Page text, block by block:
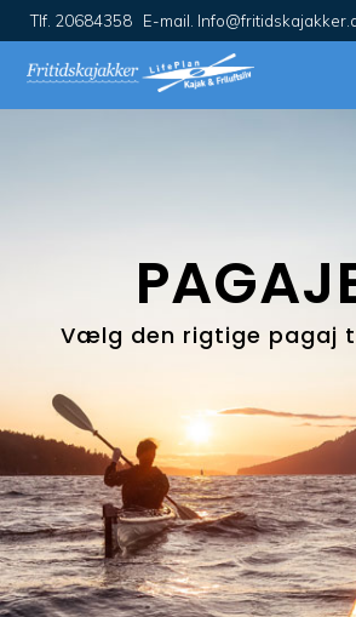
Tlf. 20684358 E-mail.
Vælg den rigtige pagaj